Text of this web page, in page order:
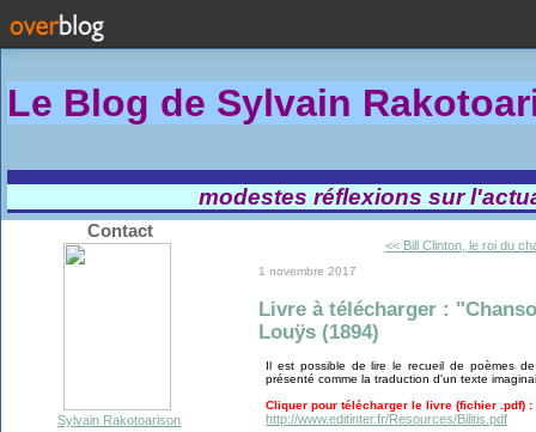
Le Blog de Sylvain Rakotoa
modestes réflexions sur
Contact
Sylvain Rakotoarison
<< Bill Clinton, le roi du
1 novembre 2017
Livre à télécharger :
Louÿs (1894)
Il est possible de lire le recueil de poèmes
présenté comme la traduction d'un texte
Cliquer pour télécharger le livre (fichier .pdf) :
http://www.editinter.fr/Resources/Bilitis.pdf